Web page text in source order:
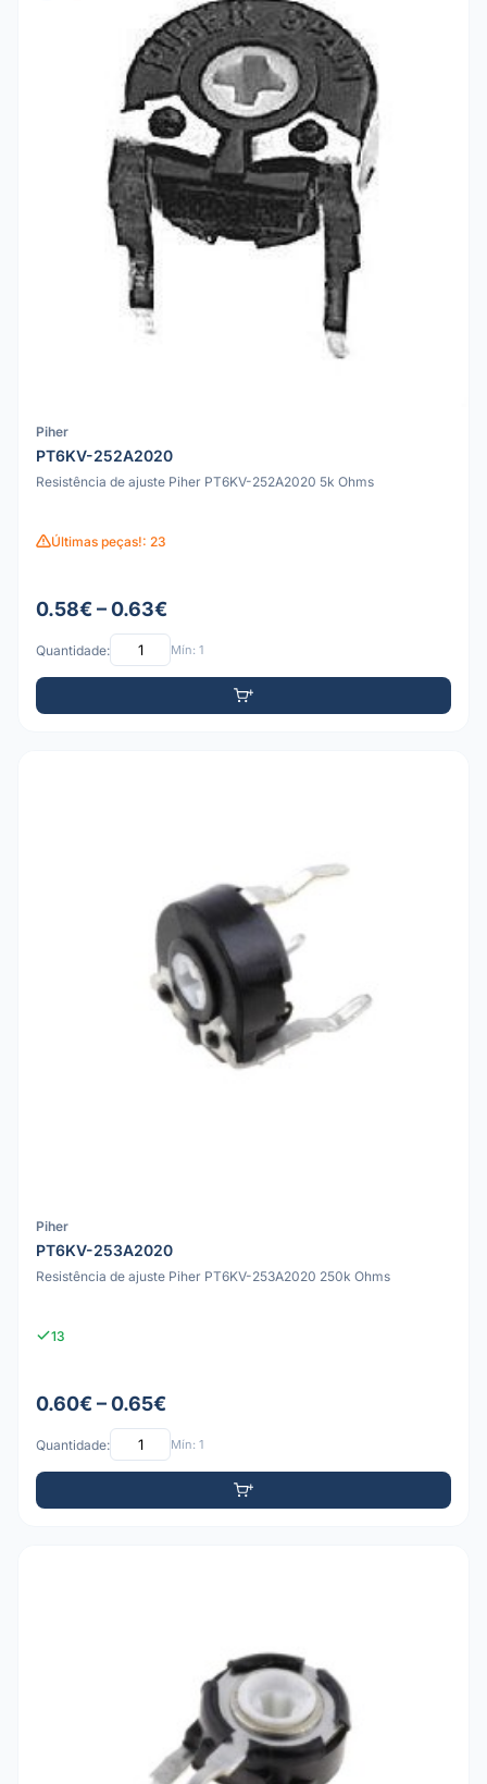
Piher
PT6KV-252A2020
Resistência de ajuste Piher PT6KV-252A2020 5k Ohms
Últimas peças!: 23
0.58€ – 0.63€
Quantidade: Mín: 1
Piher
PT6KV-253A2020
Resistência de ajuste Piher PT6KV-253A2020 250k Ohms
13
0.60€ – 0.65€
Quantidade: Mín: 1